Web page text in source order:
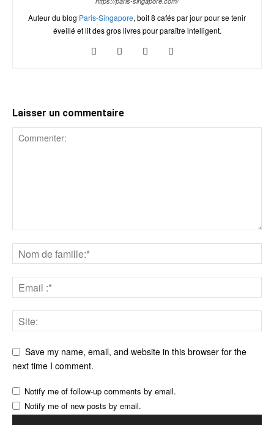
Auteur du blog Paris-Singapore, boit 8 cafés par jour pour se tenir
éveillé et lit des gros livres pour paraître intelligent.
Laisser un commentaire
Save my name, email, and website in this browser for the
next time I comment.
Notify me of follow-up comments by email.
Notify me of new posts by email.